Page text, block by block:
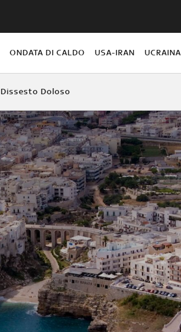
ONDATA DI CALDO USA-IRAN UCRAINA
Dissesto Doloso